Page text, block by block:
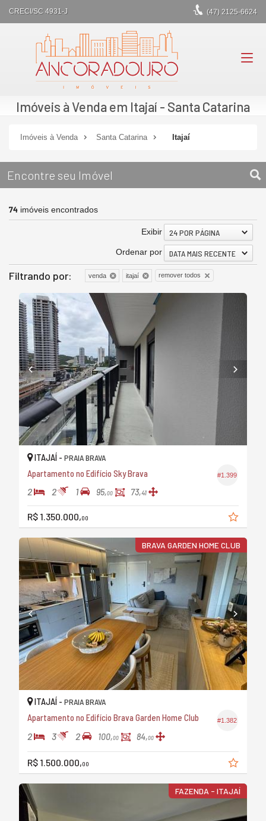
CRECI/SC 4931-J (47) 2125-6624
Imóveis à Venda em Itajaí - Santa Catarina
Imóveis à Venda Santa Catarina Itajaí
Encontre seu Imóvel
74 imóveis encontrados
Exibir 24 POR PÁGINA
Ordenar por DATA MAIS RECENTE
Filtrando por: venda itajaí remover todos
#1.399
ITAJAÍ - PRAIA BRAVA
Apartamento no Edifício Sky Brava
2 2 1 95,00 73,41
R$ 1.350.000,00
BRAVA GARDEN HOME CLUB
#1.382
ITAJAÍ - PRAIA BRAVA
Apartamento no Edifício Brava Garden Home Club
2 3 2 100,00 84,00
R$ 1.500.000,00
FAZENDA - ITAJAÍ